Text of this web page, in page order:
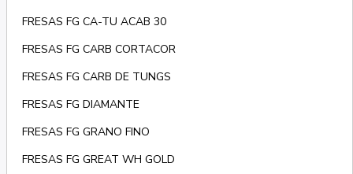
FRESAS FG CA-TU ACAB 30
FRESAS FG CARB CORTACOR
FRESAS FG CARB DE TUNGS
FRESAS FG DIAMANTE
FRESAS FG GRANO FINO
FRESAS FG GREAT WH GOLD